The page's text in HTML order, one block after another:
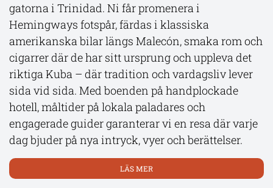
gatorna i Trinidad. Ni får promenera i
Hemingways fotspår, färdas i klassiska
amerikanska bilar längs Malecón, smaka rom och
cigarrer där de har sitt ursprung och uppleva det
riktiga Kuba – där tradition och vardagsliv lever
sida vid sida. Med boenden på handplockade
hotell, måltider på lokala paladares och
engagerade guider garanterar vi en resa där varje
dag bjuder på nya intryck, vyer och berättelser.
LÄS MER